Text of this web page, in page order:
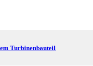
Turbinenbauteil